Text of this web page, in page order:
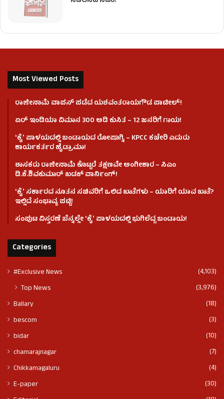
Most Viewed Posts
ರಾಜೀನಾಮೆ ವಾಪಸ್ ಪಡೆದ ಯಶವಂತರಾಯಗೌಡ ಪಾಟೀಲ್‌!
ಏರ್ ಇಂಡಿಯಾ ವಿಮಾನ 300 ಅಡಿ ಕುಸಿತ – 12 ಜನರಿಗೆ ಗಾಯ!
ʻಕೈʼ​ ಪಾಳಯದಲ್ಲಿ ಬಂಡಾಯದ ರೋಷಾಗ್ನಿ – KPCC ಕಚೇರಿ ಎದುರು
ಕಾರ್ಯಕರ್ತರ ಹೈಡ್ರಾಮಾ!
ಶಾಸಕರು ರಾಜೀನಾಮೆ ಕೊಟ್ಟರೆ ತಕ್ಷಣವೇ ಅಂಗೀಕಾರ – ಸಿಎಂ
ಡಿ.ಕೆ.ಶಿವಕುಮಾರ್ ಖಡಕ್ ವಾರ್ನಿಂಗ್!
ʻಕೈʼ ಸರ್ಕಾರದ ನೂತನ ಸಚಿವರಿಗೆ ಒಲಿದ ಖಾತೆಗಳು – ಯಾರಿಗೆ ಯಾವ ಖಾತೆ?
ಇಲ್ಲಿದೆ ಸಂಭಾವ್ಯ ಪಟ್ಟಿ!
ಸಂಪುಟ ವಿಸ್ತರಣೆ ಬೆನ್ನಲ್ಲೇ ʻಕೈʼ ಪಾಳಯದಲ್ಲಿ ಭುಗಿಲೆದ್ದ ಬಂಡಾಯ!
Categories
#Exclusive News (4,103)
Top News (3,976)
Ballary
(18)
bescom
(3)
bidar
(10)
chamarajnagar
(7)
Chikkamagaluru
(4)
E-paper
(30)